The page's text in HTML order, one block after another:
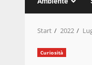
Start 2022
Curiosità